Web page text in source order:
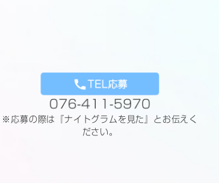
TEL応募
076-411-5970
※応募の際は『ナイトグラムを見た』とお伝えく
ださい。